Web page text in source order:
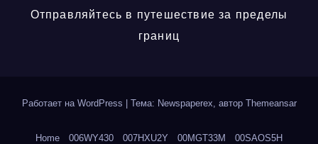
Отправляйтесь в путешествие за пределы
границ
Работает на WordPress Тема: Newspaperex, автор Themeansar
Home 006WY430 007HXU2Y 00MGT33M 00SAOS5H